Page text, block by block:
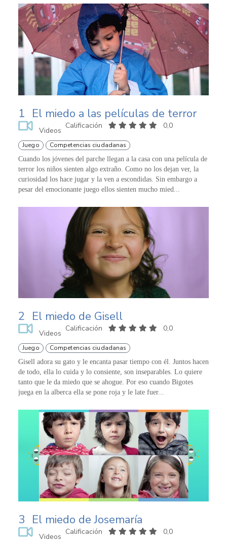
1 El miedo a las películas de terror
Videos
Calificación 0,0
Juego Competencias ciudadanas
Cuando los jóvenes del parche llegan a la casa con una película de
terror los niños sienten algo extraño. Como no los dejan ver, la
curiosidad los hace jugar y la ven a escondidas. Sin embargo a
pesar del emocionante juego ellos sienten mucho mied...
2 El miedo de Gisell
Videos
Calificación 0,0
Juego Competencias ciudadanas
Gisell adora su gato y le encanta pasar tiempo con él. Juntos hacen
de todo, ella lo cuida y lo consiente, son inseparables. Lo quiere
tanto que le da miedo que se ahogue. Por eso cuando Bigotes
juega en la alberca ella se pone roja y le late fuer...
3 El miedo de Josemaría
Videos
Calificación 0,0